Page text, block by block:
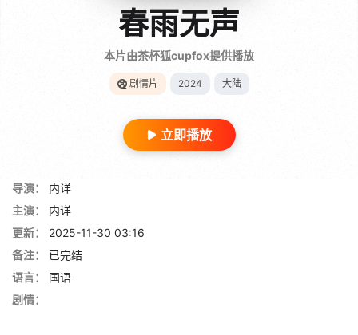
春雨无声
本片由茶杯狐cupfox提供播放
剧情片 2024 大陆
立即播放
导演：
内详
主演：
内详
更新：
2025-11-30 03:16
备注：
已完结
语言：
国语
剧情：